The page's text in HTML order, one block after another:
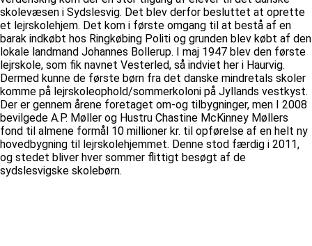
skolevæsen i Sydslesvig. Det blev derfor besluttet at oprette
et lejrskolehjem. Det kom i første omgang til at bestå af en
barak indkøbt hos Ringkøbing Politi og grunden blev købt af den
lokale landmand Johannes Bollerup. I maj 1947 blev den første
lejrskole, som fik navnet Vesterled, så indviet her i Haurvig.
Dermed kunne de første børn fra det danske mindretals skoler
komme på lejrskoleophold/sommerkoloni på Jyllands vestkyst.
Der er gennem årene foretaget om-og tilbygninger, men I 2008
bevilgede A.P. Møller og Hustru Chastine McKinney Møllers
fond til almene formål 10 millioner kr. til opførelse af en helt ny
hovedbygning til lejrskolehjemmet. Denne stod færdig i 2011,
og stedet bliver hver sommer flittigt besøgt af de
sydslesvigske skolebørn.